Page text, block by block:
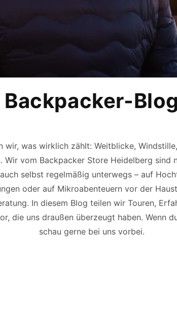
Backpacker-Blog
wir, was wirklich zählt: Weitblicke,
Wir vom Backpacker Store Heidelberg sind
selbst regelmäßig unterwegs – auf
oder auf Mikroabenteuern vor der
In diesem Blog teilen wir Touren,
die uns draußen überzeugt haben. Wenn
schau gerne bei uns vorbei.